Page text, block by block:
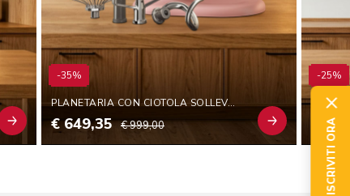
-35%
PLANETARIA CON CIOTOLA SOLLEVABILE 6,6 L - ARTISAN
€ 649,35 € 999,00
-25%
SET
€ISCRIVITI ORA